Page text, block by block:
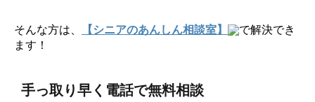
そんな方は、 【シニアのあんしん相談室】
で解決でき
ます！
手っ取り早く電話で無料相談